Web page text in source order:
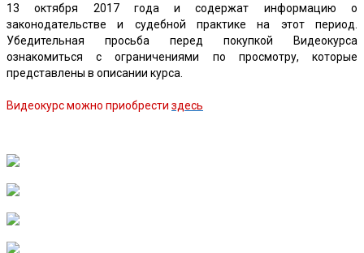
13 октября 2017 года и содержат информацию о
законодательстве и судебной практике на этот период.
Убедительная просьба перед покупкой Видеокурса
ознакомиться с ограничениями по просмотру, которые
представлены в описании курса.
Видеокурс можно приобрести здесь